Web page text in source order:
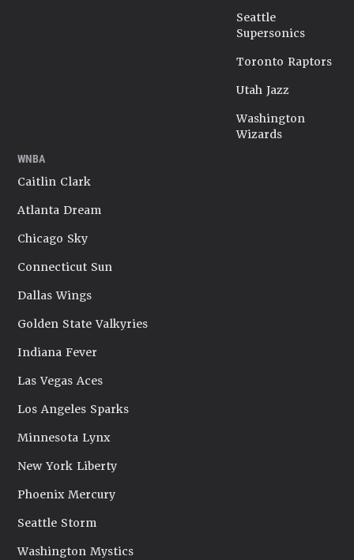
Seattle
Supersonics
Toronto Raptors
Utah Jazz
Washington
Wizards
WNBA
Caitlin Clark
Atlanta Dream
Chicago Sky
Connecticut Sun
Dallas Wings
Golden State Valkyries
Indiana Fever
Las Vegas Aces
Los Angeles Sparks
Minnesota Lynx
New York Liberty
Phoenix Mercury
Seattle Storm
Washington Mystics